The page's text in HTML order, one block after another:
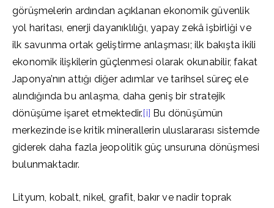
görüşmelerin ardından açıklanan ekonomik güvenlik
yol haritası, enerji dayanıklılığı, yapay zekâ işbirliği ve
ilk savunma ortak geliştirme anlaşması; ilk bakışta ikili
ekonomik ilişkilerin güçlenmesi olarak okunabilir, fakat
Japonya’nın attığı diğer adımlar ve tarihsel süreç ele
alındığında bu anlaşma, daha geniş bir stratejik
dönüşüme işaret etmektedir.[i] Bu dönüşümün
merkezinde ise kritik minerallerin uluslararası sistemde
giderek daha fazla jeopolitik güç unsuruna dönüşmesi
bulunmaktadır.
Lityum, kobalt, nikel, grafit, bakır ve nadir toprak